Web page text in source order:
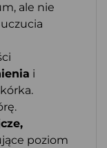
ale nie
i
poziom